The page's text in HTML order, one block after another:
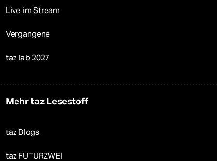
Live im Stream
Vergangene
taz lab 2027
Mehr taz Lesestoff
taz Blogs
taz FUTURZWEI